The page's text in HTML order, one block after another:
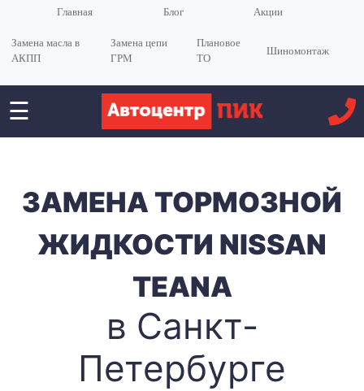
Главная Блог Акции
Замена масла в
АКПП
Замена цепи
ГРМ
Плановое
ТО
Шиномонтаж
☰
ЗАМЕНА ТОРМОЗНОЙ
ЖИДКОСТИ NISSAN
TEANA
в Санкт-
Петербурге